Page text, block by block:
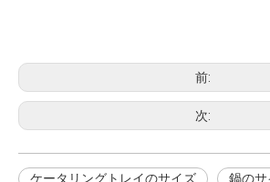
前:
次:
ケータリングト​​レイのサイズ 鍋のサ